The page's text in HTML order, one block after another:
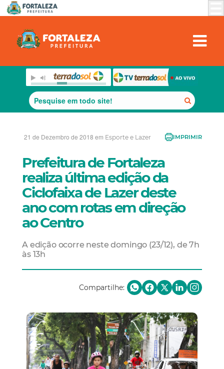
21 de Dezembro de 2018 em Esporte e Lazer IMPRIMIR
Prefeitura de Fortaleza
realiza última edição da
Ciclofaixa de Lazer deste
ano com rotas em direção
ao Centro
A edição ocorre neste domingo (23/12), de 7h
às 13h
Compartilhe: